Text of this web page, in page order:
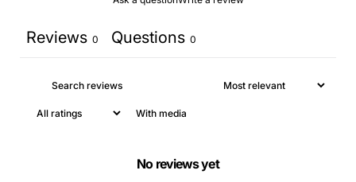
Reviews 0 Questions 0
With media
No reviews yet